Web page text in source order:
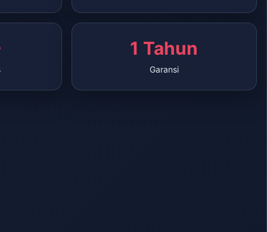
1 Tahun
Garansi